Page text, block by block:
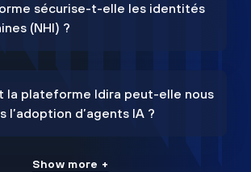
sécurise-t-elle les identités
(NHI) ?
la plateforme Idira peut-elle nous
l’adoption d’agents IA ?
Show more +